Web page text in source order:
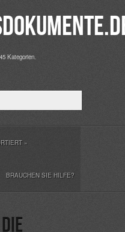
Kategorien.
»
BRAUCHEN SIE HILFE?